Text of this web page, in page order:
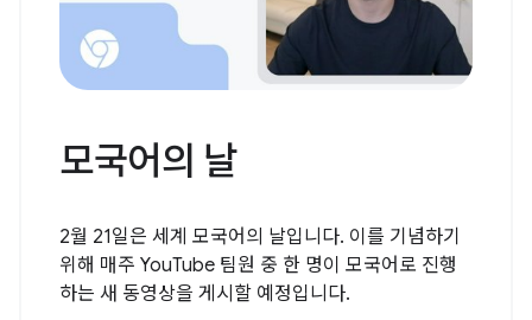
모국어의 날
2월 21일은 세계 모국어의 날입니다. 이를 기념하기
위해 매주 YouTube 팀원 중 한 명이 모국어로 진행
하는 새 동영상을 게시할 예정입니다.